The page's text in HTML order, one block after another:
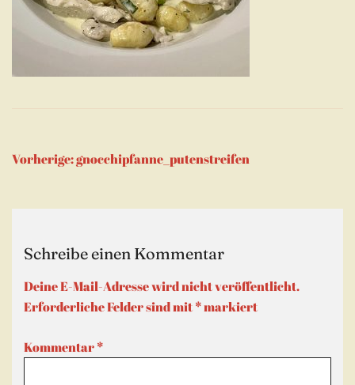
Beitragsnavigation
Vorherige:gnocchipfanne_putenstreifen
Schreibe einen Kommentar
Deine E-Mail-Adresse wird nicht veröffentlicht.
Erforderliche Felder sind mit*markiert
Kommentar*